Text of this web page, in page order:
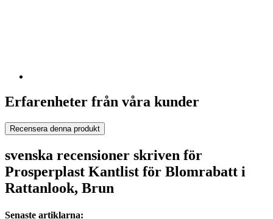
Erfarenheter från våra kunder
Recensera denna produkt
svenska recensioner skriven för
Prosperplast Kantlist för Blomrabatt i
Rattanlook, Brun
Senaste artiklarna: